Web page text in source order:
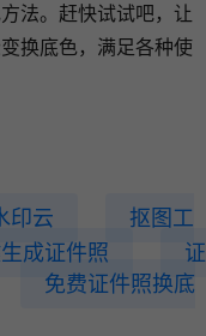
法。赶快试试吧，让
换底色，满足各种使
印云
抠图工
成证件照
证
免费证件照换底